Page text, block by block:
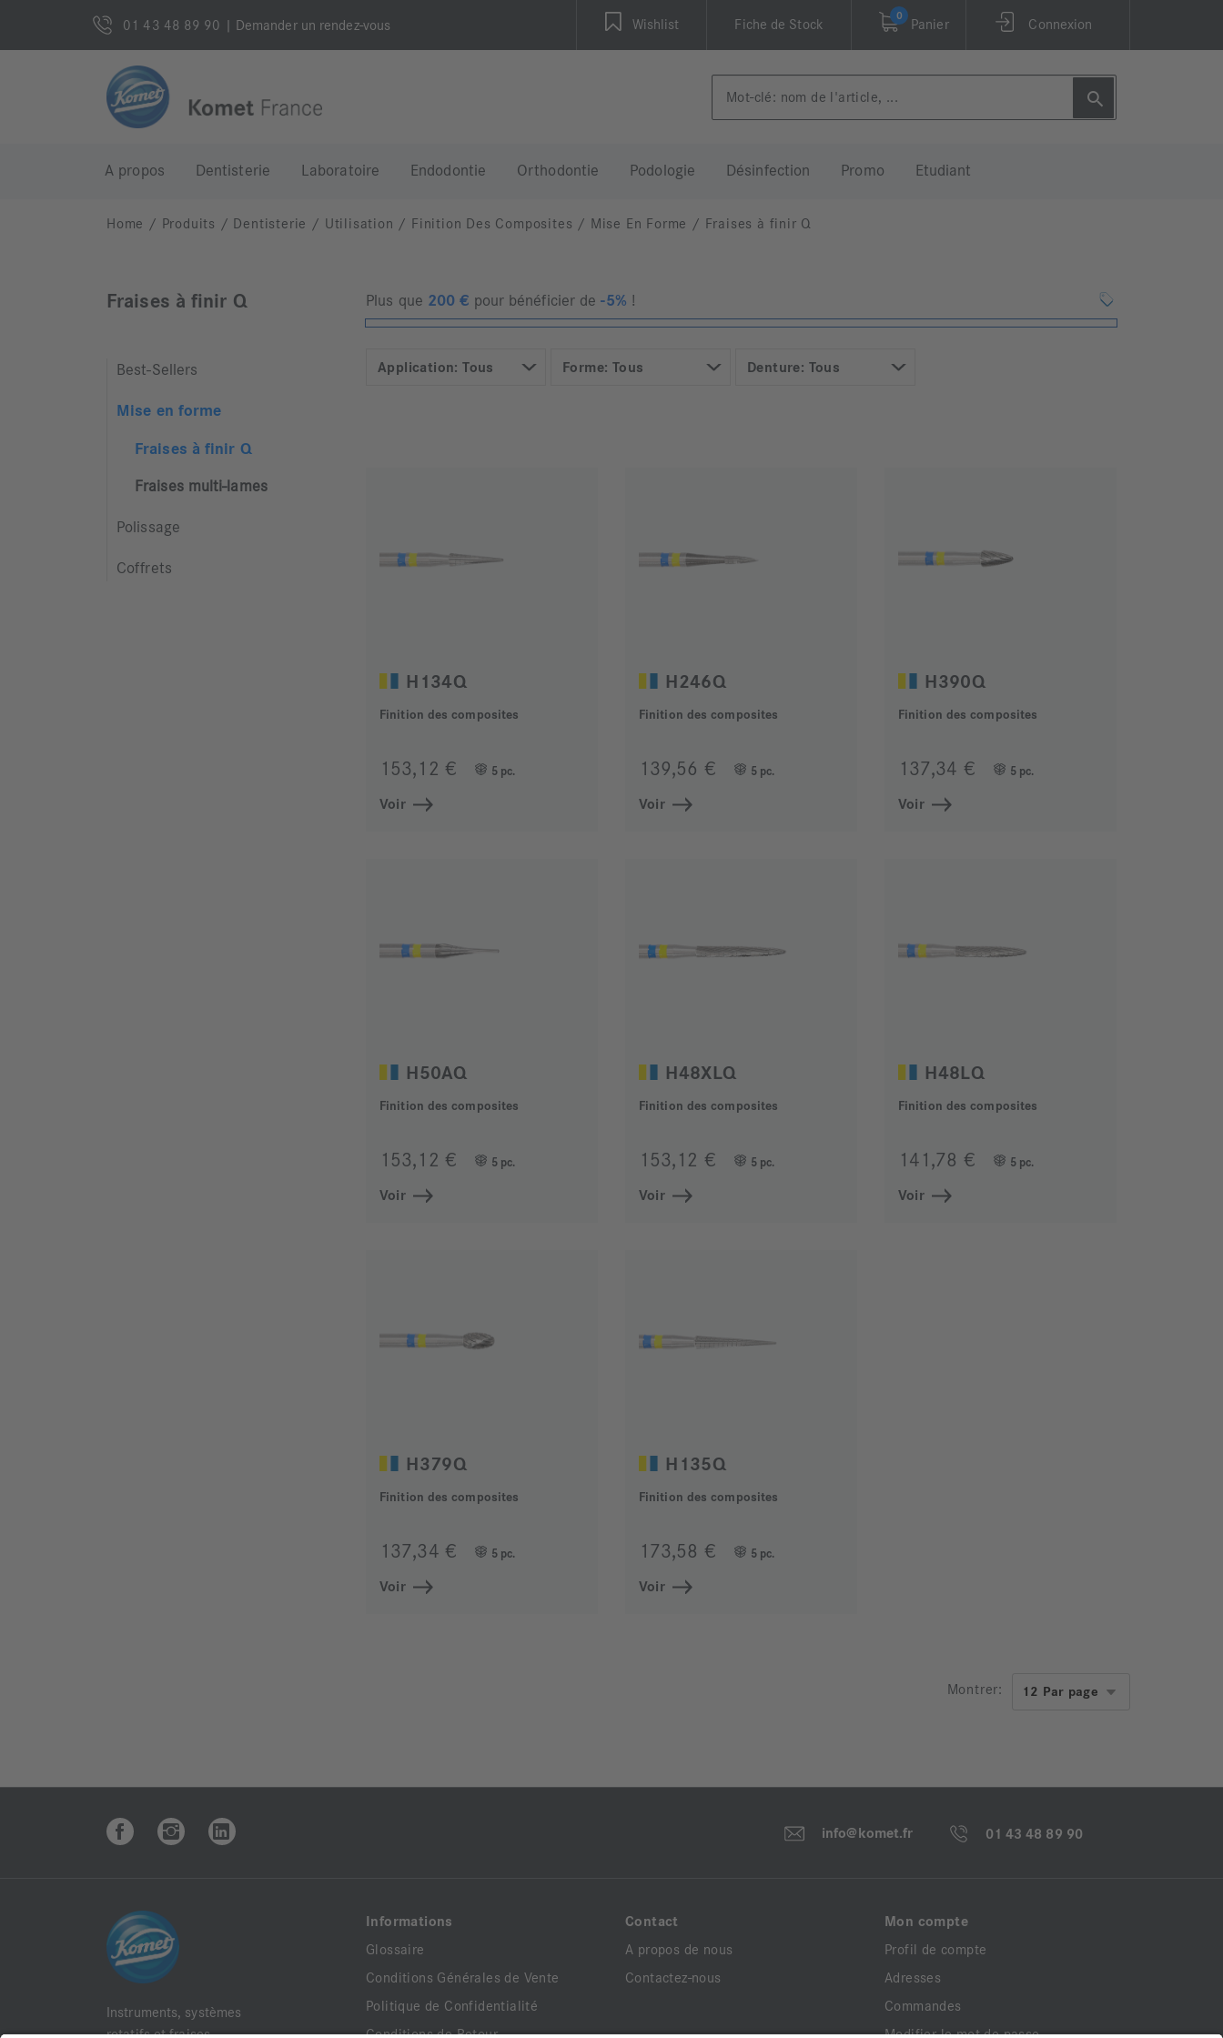
01 43 48 89 90 | Demander un rendez-vous Wishlist Fiche de Stock
0
Panier Connexion
A propos Dentisterie Laboratoire Endodontie Orthodontie Podologie Désinfection Promo Etudiant
Home / Produits / Dentisterie / Utilisation / Finition Des Composites / Mise En Forme / Fraises à finir Q
Fraises à finir Q
Best-Sellers
Mise en forme
Fraises à finir Q
Fraises multi-lames
Polissage
Coffrets
Plus que 200 € pour bénéficier de-5% !
Application: Tous Forme: Tous Denture: Tous
H134Q
Finition des composites
153,12 € 5 pc.
Voir
H246Q
Finition des composites
139,56 € 5 pc.
Voir
H390Q
Finition des composites
137,34 € 5 pc.
Voir
H50AQ
Finition des composites
153,12 € 5 pc.
Voir
H48XLQ
Finition des composites
153,12 € 5 pc.
Voir
H48LQ
Finition des composites
141,78 € 5 pc.
Voir
H379Q
Finition des composites
137,34 € 5 pc.
Voir
H135Q
Finition des composites
173,58 € 5 pc.
Voir
Montrer:
info@komet.fr 01 43 48 89 90
Instruments, systèmes
rotatifs et fraises
Informations
Glossaire
Conditions Générales de Vente
Politique de Confidentialité
Conditions de Retour
Contact
A propos de nous
Contactez-nous
Mon compte
Profil de compte
Adresses
Commandes
Modifier le mot de passe